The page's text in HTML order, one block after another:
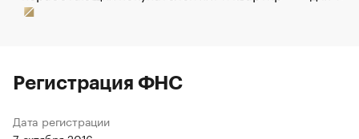
Регистрация ФНС
Дата регистрации